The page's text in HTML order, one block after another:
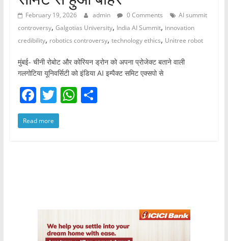
February 19, 2026 admin 0 Comments
AI summit
controversy, Galgotias University, India AI Summit, innovation
credibility, robotics controversy, technology ethics, Unitree robot
मुंबई- चीनी रोबोट और कोरियन ड्रोन को अपना प्रोजेक्ट बताने वाली
गलगोटिया यूनिवर्सिटी को इंडिया AI इम्पैक्ट समिट एक्सपो से
F
a
c
k
T
w
itt
W S
Read more